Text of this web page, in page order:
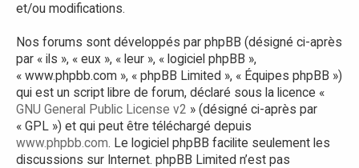
et/ou modifications.
Nos forums sont développés par phpBB (désigné ci-après
par « ils », « eux », « leur », « logiciel phpBB »,
« www.phpbb.com », « phpBB Limited », « Équipes phpBB »)
qui est un script libre de forum, déclaré sous la licence «
GNU General Public License v2 » (désigné ci-après par
« GPL ») et qui peut être téléchargé depuis
www.phpbb.com. Le logiciel phpBB facilite seulement les
discussions sur Internet. phpBB Limited n’est pas